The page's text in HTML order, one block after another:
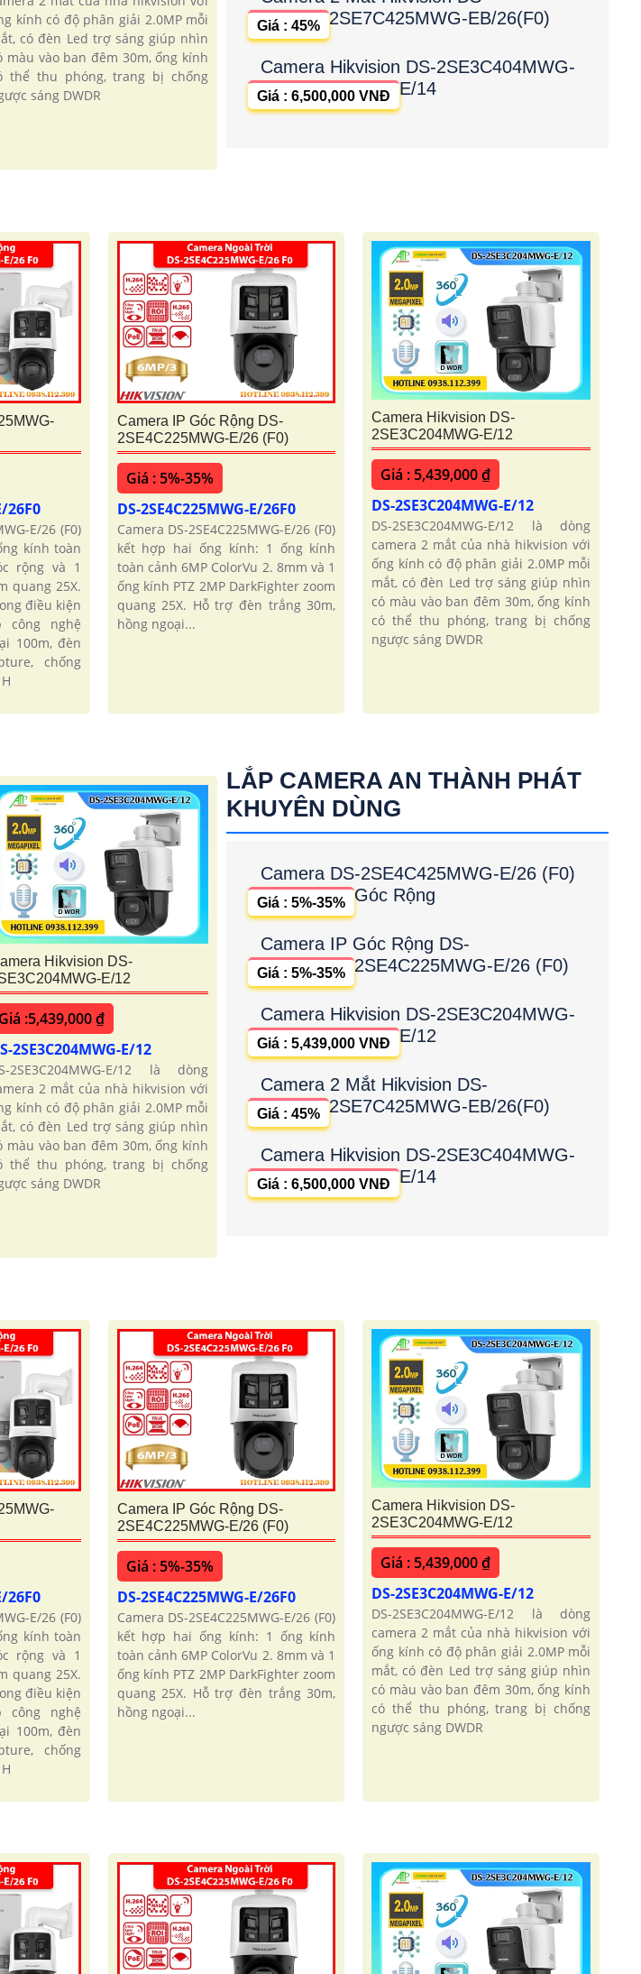
kính có độ phân giải 2.0MP mỗi
có đèn Led trợ sáng giúp nhìn
màu vào ban đêm 30m, ống kính
thể thu phóng, trang bị chống
sáng DWDR
2SE7C425MWG-EB/26(F0)
Giá : 45%
Camera Hikvision DS-2SE3C404MWG-
E/14
Giá : 6,500,000 VNĐ
26F0
E/26 (F0)
kính toàn
rộng và 1
quang 25X.
điều kiện
công nghệ
100m, đèn
chống
Camera IP Góc Rộng DS-
2SE4C225MWG-E/26 (F0)
Giá : 5%-35%
DS-2SE4C225MWG-E/26F0
Camera DS-2SE4C225MWG-E/26 (F0)
kết hợp hai ống kính: 1 ống kính
toàn cảnh 6MP ColorVu 2. 8mm và 1
ống kính PTZ 2MP DarkFighter zoom
quang 25X. Hỗ trợ đèn trắng 30m,
hồng ngoại...
Camera Hikvision DS-
2SE3C204MWG-E/12
Giá : 5,439,000 ₫
DS-2SE3C204MWG-E/12
DS-2SE3C204MWG-E/12 là dòng
camera 2 mắt của nhà hikvision với
ống kính có độ phân giải 2.0MP mỗi
mắt, có đèn Led trợ sáng giúp nhìn
có màu vào ban đêm 30m, ống kính
có thể thu phóng, trang bị chống
ngược sáng DWDR
Hikvision DS-
E/12
Giá :5,439,000 ₫
2SE3C204MWG-E/12
2SE3C204MWG-E/12 là dòng
2 mắt của nhà hikvision với
kính có độ phân giải 2.0MP mỗi
có đèn Led trợ sáng giúp nhìn
màu vào ban đêm 30m, ống kính
thể thu phóng, trang bị chống
sáng DWDR
LẮP CAMERA AN THÀNH PHÁT
KHUYÊN DÙNG
Camera DS-2SE4C425MWG-E/26 (F0)
Góc Rộng
Giá : 5%-35%
Camera IP Góc Rộng DS-
2SE4C225MWG-E/26 (F0)
Giá : 5%-35%
Camera Hikvision DS-2SE3C204MWG-
E/12
Giá : 5,439,000 VNĐ
Camera 2 Mắt Hikvision DS-
2SE7C425MWG-EB/26(F0)
Giá : 45%
Camera Hikvision DS-2SE3C404MWG-
E/14
Giá : 6,500,000 VNĐ
26F0
E/26 (F0)
kính toàn
rộng và 1
quang 25X.
điều kiện
công nghệ
100m, đèn
chống
Camera IP Góc Rộng DS-
2SE4C225MWG-E/26 (F0)
Giá : 5%-35%
DS-2SE4C225MWG-E/26F0
Camera DS-2SE4C225MWG-E/26 (F0)
kết hợp hai ống kính: 1 ống kính
toàn cảnh 6MP ColorVu 2. 8mm và 1
ống kính PTZ 2MP DarkFighter zoom
quang 25X. Hỗ trợ đèn trắng 30m,
hồng ngoại...
Camera Hikvision DS-
2SE3C204MWG-E/12
Giá : 5,439,000 ₫
DS-2SE3C204MWG-E/12
DS-2SE3C204MWG-E/12 là dòng
camera 2 mắt của nhà hikvision với
ống kính có độ phân giải 2.0MP mỗi
mắt, có đèn Led trợ sáng giúp nhìn
có màu vào ban đêm 30m, ống kính
có thể thu phóng, trang bị chống
ngược sáng DWDR